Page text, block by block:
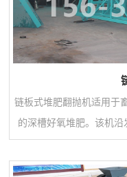
链板式堆肥翻抛机适用于
的深槽好氧堆肥。该机
利于加快发酵槽内物料发
系列规格可满足多种发酵